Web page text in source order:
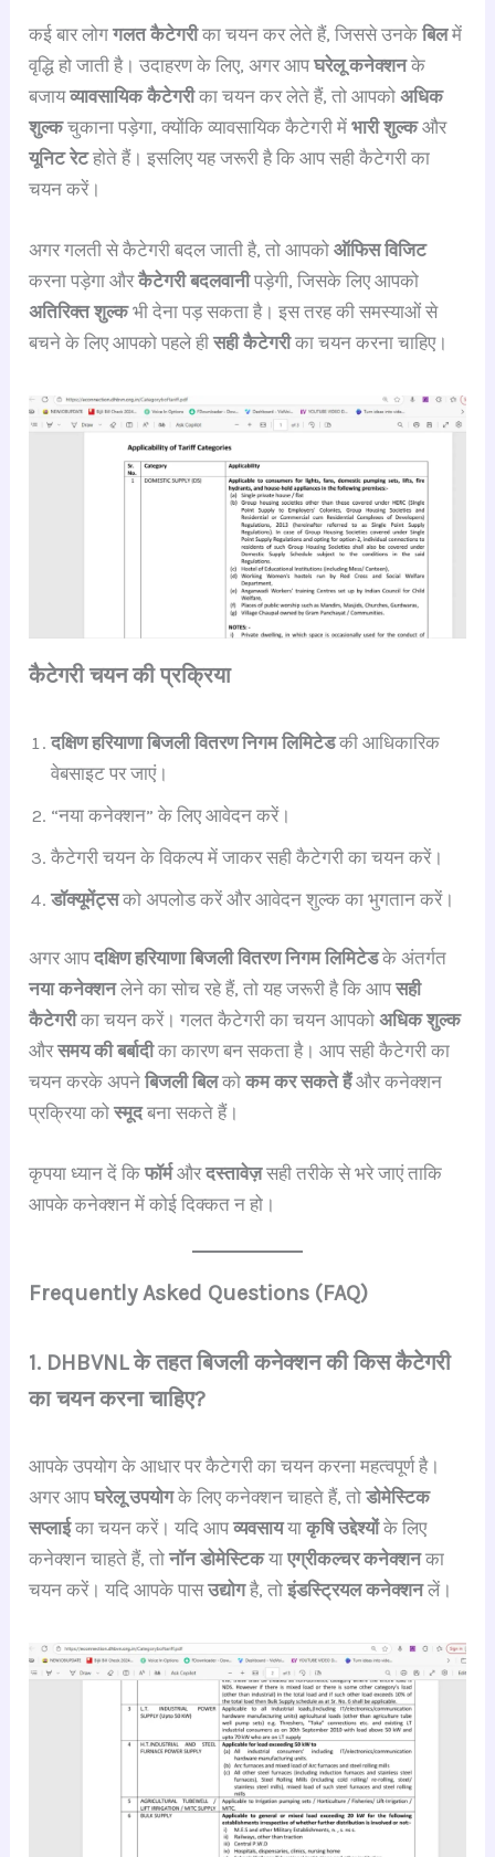
कई बार लोगगलत कैटेगरीका चयन कर लेते हैं, जिससे उनकेबिलमें
वृद्धि हो जाती है। उदाहरण के लिए, अगर आपघरेलू कनेक्शनके
बजायव्यावसायिक कैटेगरीका चयन कर लेते हैं, तो आपकोअधिक
शुल्कचुकाना पड़ेगा, क्योंकि व्यावसायिक कैटेगरी मेंभारी शुल्कऔर
यूनिट रेटहोते हैं। इसलिए यह जरूरी है कि आप सही कैटेगरी का
चयन करें।
अगर गलती से कैटेगरी बदल जाती है, तो आपकोऑफिस विजिट
करना पड़ेगा औरकैटेगरी बदलवानीपड़ेगी, जिसके लिए आपको
अतिरिक्त शुल्कभी देना पड़ सकता है। इस तरह की समस्याओं से
बचने के लिए आपको पहले हीसही कैटेगरीका चयन करना चाहिए।
कैटेगरी चयन की प्रक्रिया
दक्षिण हरियाणा बिजली वितरण निगम लिमिटेडकी आधिकारिक
वेबसाइट पर जाएं।
“नया कनेक्शन” के लिए आवेदन करें।
कैटेगरी चयन के विकल्प में जाकर सही कैटेगरी का चयन करें।
डॉक्यूमेंट्सको अपलोड करें और आवेदन शुल्क का भुगतान करें।
अगर आपदक्षिण हरियाणा बिजली वितरण निगम लिमिटेडके अंतर्गत
नया कनेक्शनलेने का सोच रहे हैं, तो यह जरूरी है कि आपसही
कैटेगरीका चयन करें। गलत कैटेगरी का चयन आपकोअधिक शुल्क
औरसमय की बर्बादीका कारण बन सकता है। आप सही कैटेगरी का
चयन करके अपनेबिजली बिलकोकम कर सकते हैंऔर कनेक्शन
प्रक्रिया कोस्मूदबना सकते हैं।
कृपया ध्यान दें किफॉर्मऔरदस्तावेज़सही तरीके से भरे जाएं ताकि
आपके कनेक्शन में कोई दिक्कत न हो।
Frequently Asked Questions (FAQ)
1. DHBVNL के तहत बिजली कनेक्शन की किस कैटेगरी
का चयन करना चाहिए?
आपके उपयोग के आधार पर कैटेगरी का चयन करना महत्वपूर्ण है।
अगर आपघरेलू उपयोगके लिए कनेक्शन चाहते हैं, तोडोमेस्टिक
सप्लाईका चयन करें। यदि आपव्यवसाययाकृषि उद्देश्योंके लिए
कनेक्शन चाहते हैं, तोनॉन डोमेस्टिकयाएग्रीकल्चर कनेक्शनका
चयन करें। यदि आपके पासउद्योगहै, तोइंडस्ट्रियल कनेक्शनलें।